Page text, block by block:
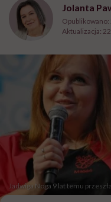
Jolanta
Opublikowano:
Aktualizacja:
Jadwiga Noga 9 lat temu